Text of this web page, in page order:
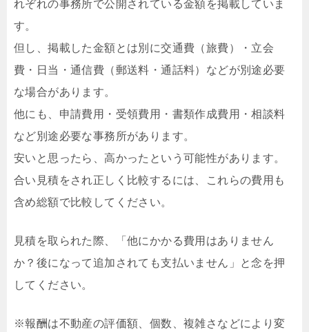
れぞれの事務所で公開されている金額を掲載していま
す。
但し、掲載した金額とは別に交通費（旅費）・立会
費・日当・通信費（郵送料・通話料）などが別途必要
な場合があります。
他にも、申請費用・受領費用・書類作成費用・相談料
など別途必要な事務所があります。
安いと思ったら、高かったという可能性があります。
合い見積をされ正しく比較するには、これらの費用も
含め総額で比較してください。
見積を取られた際、「他にかかる費用はありません
か？後になって追加されても支払いません」と念を押
してください。
※報酬は不動産の評価額、個数、複雑さなどにより変